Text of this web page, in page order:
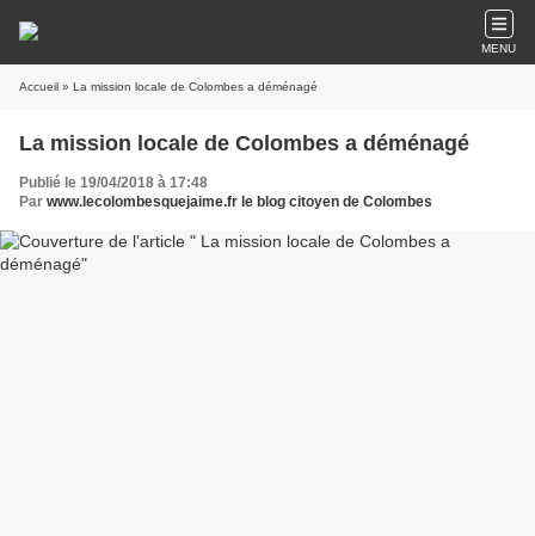
MENU
Accueil » La mission locale de Colombes a déménagé
La mission locale de Colombes a déménagé
Publié le 19/04/2018 à 17:48
Par www.lecolombesquejaime.fr le blog citoyen de Colombes